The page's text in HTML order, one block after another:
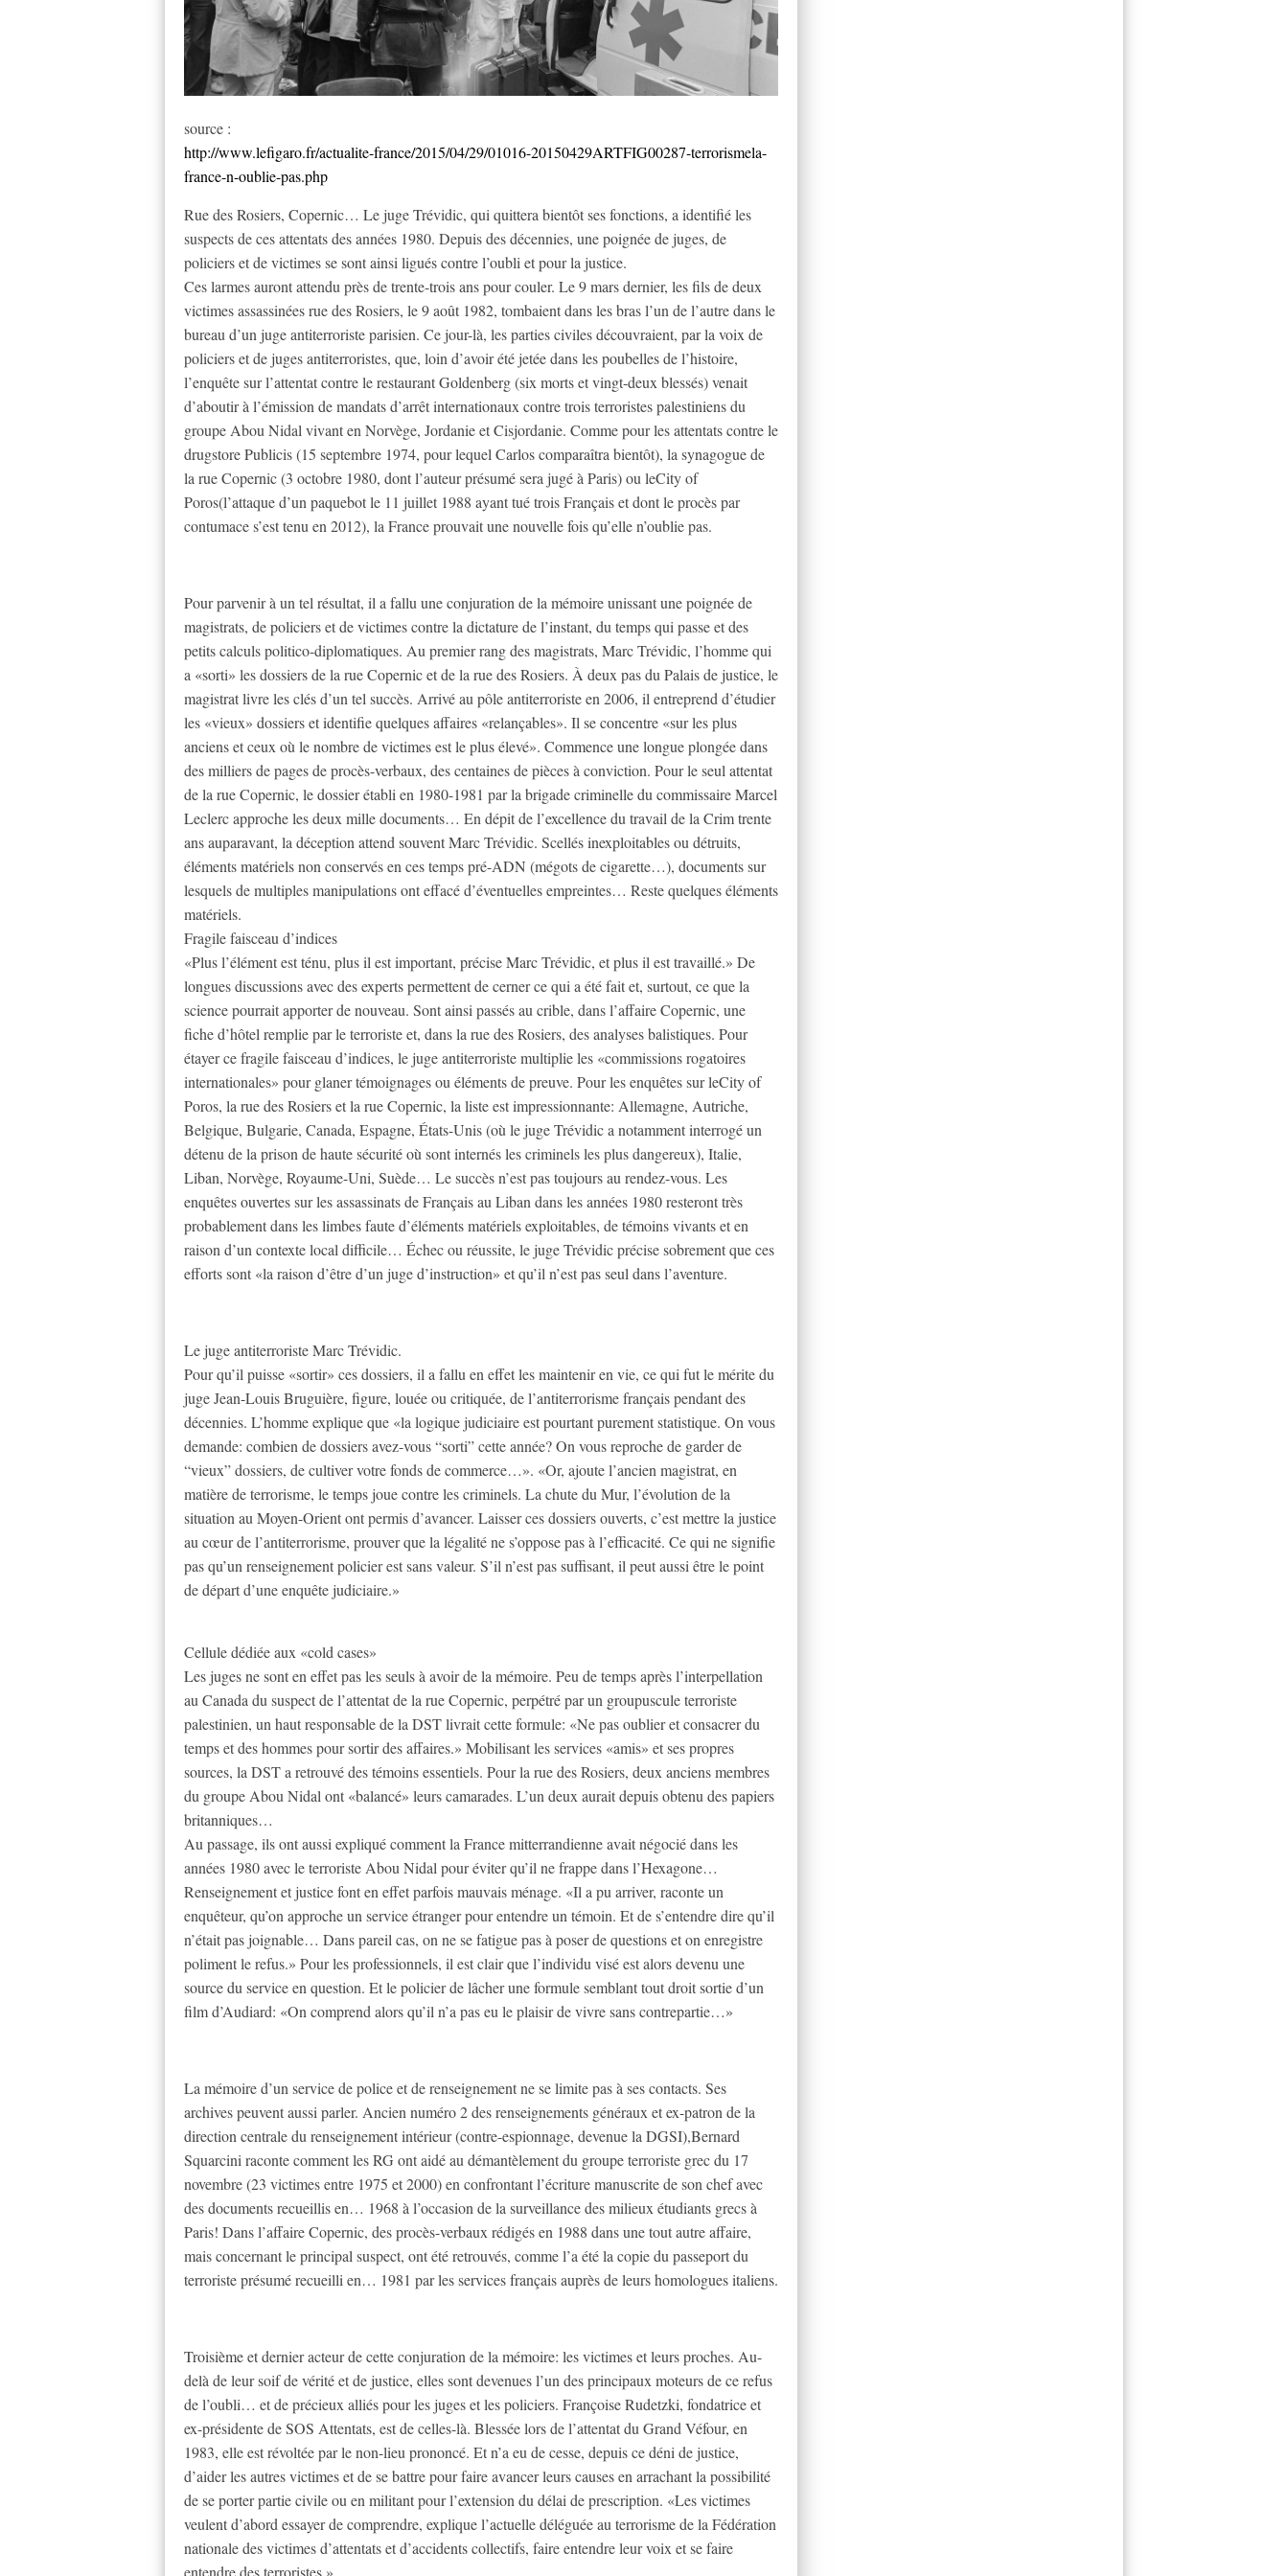
source :
http://www.lefigaro.fr/actualite-france/2015/04/29/01016-20150429ARTFIG00287-terrorismela-
france-n-oublie-pas.php
Rue des Rosiers, Copernic… Le juge Trévidic, qui quittera bientôt ses fonctions, a identifié les
suspects de ces attentats des années 1980. Depuis des décennies, une poignée de juges, de
policiers et de victimes se sont ainsi ligués contre l’oubli et pour la justice.
Ces larmes auront attendu près de trente-trois ans pour couler. Le 9 mars dernier, les fils de deux
victimes assassinées rue des Rosiers, le 9 août 1982, tombaient dans les bras l’un de l’autre dans le
bureau d’un juge antiterroriste parisien. Ce jour-là, les parties civiles découvraient, par la voix de
policiers et de juges antiterroristes, que, loin d’avoir été jetée dans les poubelles de l’histoire,
l’enquête sur l’attentat contre le restaurant Goldenberg (six morts et vingt-deux blessés) venait
d’aboutir à l’émission de mandats d’arrêt internationaux contre trois terroristes palestiniens du
groupe Abou Nidal vivant en Norvège, Jordanie et Cisjordanie. Comme pour les attentats contre le
drugstore Publicis (15 septembre 1974, pour lequel Carlos comparaîtra bientôt), la synagogue de
la rue Copernic (3 octobre 1980, dont l’auteur présumé sera jugé à Paris) ou leCity of
Poros(l’attaque d’un paquebot le 11 juillet 1988 ayant tué trois Français et dont le procès par
contumace s’est tenu en 2012), la France prouvait une nouvelle fois qu’elle n’oublie pas.
Pour parvenir à un tel résultat, il a fallu une conjuration de la mémoire unissant une poignée de
magistrats, de policiers et de victimes contre la dictature de l’instant, du temps qui passe et des
petits calculs politico-diplomatiques. Au premier rang des magistrats, Marc Trévidic, l’homme qui
a «sorti» les dossiers de la rue Copernic et de la rue des Rosiers. À deux pas du Palais de justice, le
magistrat livre les clés d’un tel succès. Arrivé au pôle antiterroriste en 2006, il entreprend d’étudier
les «vieux» dossiers et identifie quelques affaires «relançables». Il se concentre «sur les plus
anciens et ceux où le nombre de victimes est le plus élevé». Commence une longue plongée dans
des milliers de pages de procès-verbaux, des centaines de pièces à conviction. Pour le seul attentat
de la rue Copernic, le dossier établi en 1980-1981 par la brigade criminelle du commissaire Marcel
Leclerc approche les deux mille documents… En dépit de l’excellence du travail de la Crim trente
ans auparavant, la déception attend souvent Marc Trévidic. Scellés inexploitables ou détruits,
éléments matériels non conservés en ces temps pré-ADN (mégots de cigarette…), documents sur
lesquels de multiples manipulations ont effacé d’éventuelles empreintes… Reste quelques éléments
matériels.
Fragile faisceau d’indices
«Plus l’élément est ténu, plus il est important, précise Marc Trévidic, et plus il est travaillé.» De
longues discussions avec des experts permettent de cerner ce qui a été fait et, surtout, ce que la
science pourrait apporter de nouveau. Sont ainsi passés au crible, dans l’affaire Copernic, une
fiche d’hôtel remplie par le terroriste et, dans la rue des Rosiers, des analyses balistiques. Pour
étayer ce fragile faisceau d’indices, le juge antiterroriste multiplie les «commissions rogatoires
internationales» pour glaner témoignages ou éléments de preuve. Pour les enquêtes sur leCity of
Poros, la rue des Rosiers et la rue Copernic, la liste est impressionnante: Allemagne, Autriche,
Belgique, Bulgarie, Canada, Espagne, États-Unis (où le juge Trévidic a notamment interrogé un
détenu de la prison de haute sécurité où sont internés les criminels les plus dangereux), Italie,
Liban, Norvège, Royaume-Uni, Suède… Le succès n’est pas toujours au rendez-vous. Les
enquêtes ouvertes sur les assassinats de Français au Liban dans les années 1980 resteront très
probablement dans les limbes faute d’éléments matériels exploitables, de témoins vivants et en
raison d’un contexte local difficile… Échec ou réussite, le juge Trévidic précise sobrement que ces
efforts sont «la raison d’être d’un juge d’instruction» et qu’il n’est pas seul dans l’aventure.
Le juge antiterroriste Marc Trévidic.
Pour qu’il puisse «sortir» ces dossiers, il a fallu en effet les maintenir en vie, ce qui fut le mérite du
juge Jean-Louis Bruguière, figure, louée ou critiquée, de l’antiterrorisme français pendant des
décennies. L’homme explique que «la logique judiciaire est pourtant purement statistique. On vous
demande: combien de dossiers avez-vous “sorti” cette année? On vous reproche de garder de
“vieux” dossiers, de cultiver votre fonds de commerce…». «Or, ajoute l’ancien magistrat, en
matière de terrorisme, le temps joue contre les criminels. La chute du Mur, l’évolution de la
situation au Moyen-Orient ont permis d’avancer. Laisser ces dossiers ouverts, c’est mettre la justice
au cœur de l’antiterrorisme, prouver que la légalité ne s’oppose pas à l’efficacité. Ce qui ne signifie
pas qu’un renseignement policier est sans valeur. S’il n’est pas suffisant, il peut aussi être le point
de départ d’une enquête judiciaire.»
Cellule dédiée aux «cold cases»
Les juges ne sont en effet pas les seuls à avoir de la mémoire. Peu de temps après l’interpellation
au Canada du suspect de l’attentat de la rue Copernic, perpétré par un groupuscule terroriste
palestinien, un haut responsable de la DST livrait cette formule: «Ne pas oublier et consacrer du
temps et des hommes pour sortir des affaires.» Mobilisant les services «amis» et ses propres
sources, la DST a retrouvé des témoins essentiels. Pour la rue des Rosiers, deux anciens membres
du groupe Abou Nidal ont «balancé» leurs camarades. L’un deux aurait depuis obtenu des papiers
britanniques…
Au passage, ils ont aussi expliqué comment la France mitterrandienne avait négocié dans les
années 1980 avec le terroriste Abou Nidal pour éviter qu’il ne frappe dans l’Hexagone…
Renseignement et justice font en effet parfois mauvais ménage. «Il a pu arriver, raconte un
enquêteur, qu’on approche un service étranger pour entendre un témoin. Et de s’entendre dire qu’il
n’était pas joignable… Dans pareil cas, on ne se fatigue pas à poser de questions et on enregistre
poliment le refus.» Pour les professionnels, il est clair que l’individu visé est alors devenu une
source du service en question. Et le policier de lâcher une formule semblant tout droit sortie d’un
film d’Audiard: «On comprend alors qu’il n’a pas eu le plaisir de vivre sans contrepartie…»
La mémoire d’un service de police et de renseignement ne se limite pas à ses contacts. Ses
archives peuvent aussi parler. Ancien numéro 2 des renseignements généraux et ex-patron de la
direction centrale du renseignement intérieur (contre-espionnage, devenue la DGSI),Bernard
Squarcini raconte comment les RG ont aidé au démantèlement du groupe terroriste grec du 17
novembre (23 victimes entre 1975 et 2000) en confrontant l’écriture manuscrite de son chef avec
des documents recueillis en… 1968 à l’occasion de la surveillance des milieux étudiants grecs à
Paris! Dans l’affaire Copernic, des procès-verbaux rédigés en 1988 dans une tout autre affaire,
mais concernant le principal suspect, ont été retrouvés, comme l’a été la copie du passeport du
terroriste présumé recueilli en… 1981 par les services français auprès de leurs homologues italiens.
Troisième et dernier acteur de cette conjuration de la mémoire: les victimes et leurs proches. Au-
delà de leur soif de vérité et de justice, elles sont devenues l’un des principaux moteurs de ce refus
de l’oubli… et de précieux alliés pour les juges et les policiers. Françoise Rudetzki, fondatrice et
ex-présidente de SOS Attentats, est de celles-là. Blessée lors de l’attentat du Grand Véfour, en
1983, elle est révoltée par le non-lieu prononcé. Et n’a eu de cesse, depuis ce déni de justice,
d’aider les autres victimes et de se battre pour faire avancer leurs causes en arrachant la possibilité
de se porter partie civile ou en militant pour l’extension du délai de prescription. «Les victimes
veulent d’abord essayer de comprendre, explique l’actuelle déléguée au terrorisme de la Fédération
nationale des victimes d’attentats et d’accidents collectifs, faire entendre leur voix et se faire
entendre des terroristes.»